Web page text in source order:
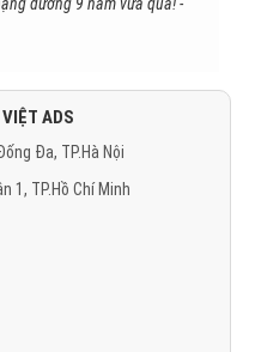
ADS
Đa, TP.Hà Nội
1, TP.Hồ Chí Minh